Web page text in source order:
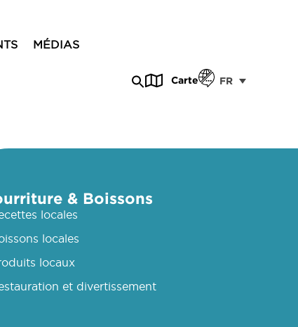
MÉDIAS
Carte FR
& Boissons
locales
locales
locaux
et divertissement